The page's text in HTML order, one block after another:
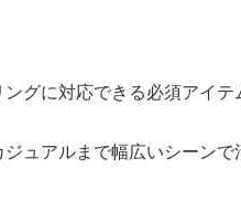
グに対応できる必須アイテ
ュアルまで幅広いシーンで